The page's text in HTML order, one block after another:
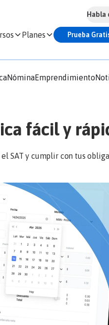
Planes Prueba
Habla
NóminaEmprendimiento
fácil y
SAT y cumplir con tus